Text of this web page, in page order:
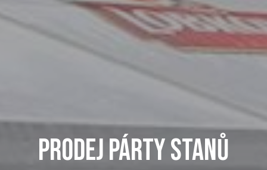
PRODEJ PÁRTY STANŮ